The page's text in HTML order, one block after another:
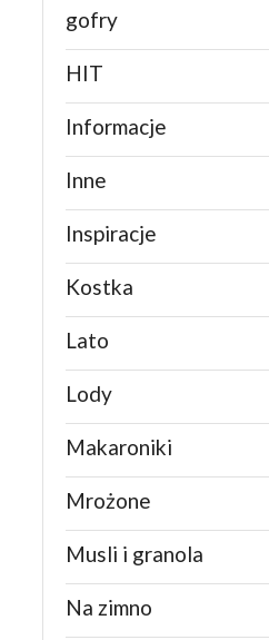
gofry
HIT
Informacje
Inne
Inspiracje
Kostka
Lato
Lody
Makaroniki
Mrożone
Musli i granola
Na zimno